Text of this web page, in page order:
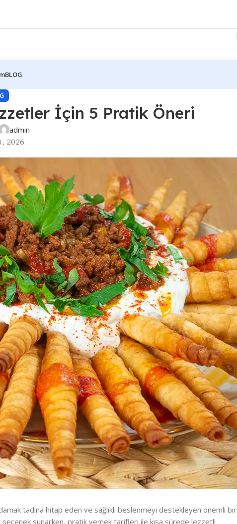
BLOG
İçin 5 Pratik Öneri
admin
2026
tadına hitap eden ve sağlıklı beslenmeyi destekleyen önemli bir
seçenek sunarken, pratik yemek tarifleri ile kısa sürede lezzetli